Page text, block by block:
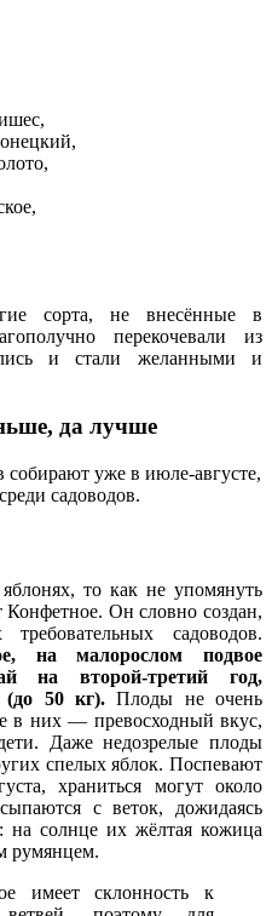
сорта, не внесённые в
перекочевали из
и стали желанными и
да лучше
собирают уже в июле-августе,
садоводов.
то как не упомянуть
Он словно создан,
садоводов.
на малорослом подвое
на второй-третий год,
(до 50 кг).Плоды не очень
в них — превосходный вкус,
Даже недозрелые плоды
спелых яблок. Поспевают
храниться могут около
с веток, дожидаясь
на солнце их жёлтая кожица
румянцем.
имеет склонность к